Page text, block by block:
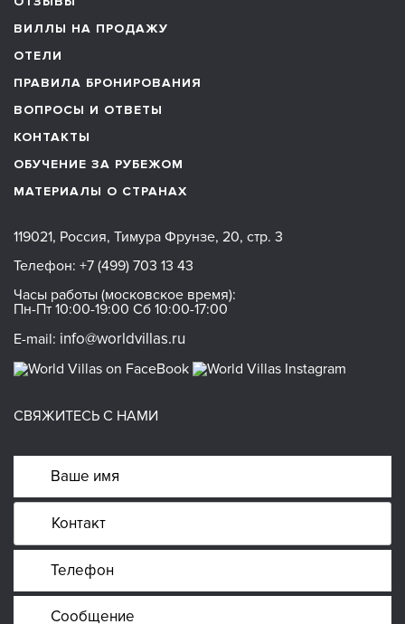
ВИЛЛЫ НА ПРОДАЖУ
ОТЕЛИ
ПРАВИЛА БРОНИРОВАНИЯ
ВОПРОСЫ И ОТВЕТЫ
КОНТАКТЫ
ОБУЧЕНИЕ ЗА РУБЕЖОМ
МАТЕРИАЛЫ О СТРАНАХ
119021, Россия, Тимура Фрунзе, 20, стр. 3
Телефон: +7 (499) 703 13 43
Часы работы (московское время):
Пн-Пт 10:00-19:00 Сб 10:00-17:00
E-mail: info@worldvillas.ru
СВЯЖИТЕСЬ С НАМИ